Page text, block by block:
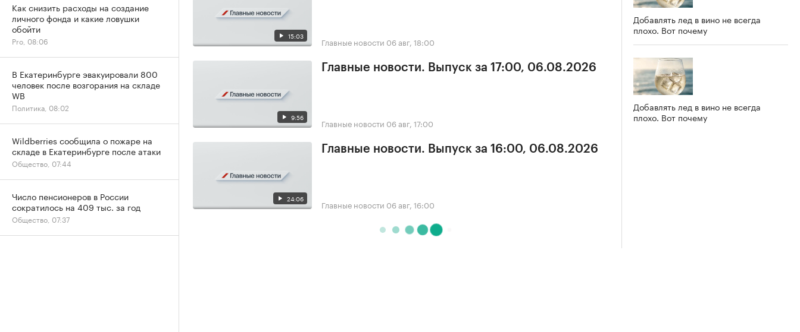
15:03 Главные новости 06 авг, 18:00
9:56
Главные новости. Выпуск за 17:00, 06.08.2026
Главные новости 06 авг, 17:00
24:06
Главные новости. Выпуск за 16:00, 06.08.2026
Главные новости 06 авг, 16:00
Добавлять лед в вино не всегда
плохо. Вот почему
Добавлять лед в вино не всегда
плохо. Вот почему
Как снизить расходы на создание
личного фонда и какие ловушки
обойти
Pro, 08:06
В Екатеринбурге эвакуировали 800
человек после возгорания на складе
WB
Политика, 08:02
Wildberries сообщила о пожаре на
складе в Екатеринбурге после атаки
Общество, 07:44
Число пенсионеров в России
сократилось на 409 тыс. за год
Общество, 07:37